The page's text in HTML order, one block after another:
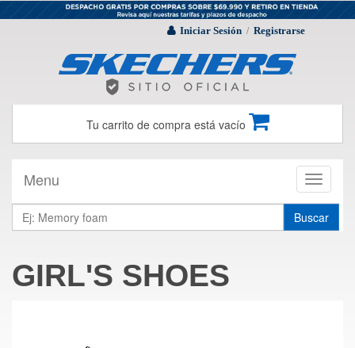
Iniciar Sesión / Registrarse
Tu carrito de compra está vacío
Toggle
Menu
Buscar
GIRL'S SHOES